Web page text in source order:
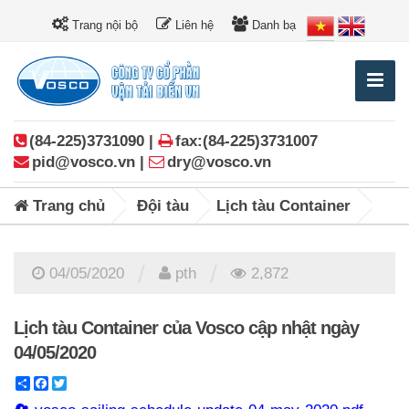
Trang nội bộ Liên hệ Danh bạ
(84-225)3731090 |
fax:(84-225)3731007
pid@vosco.vn |
dry@vosco.vn
Trang chủ Đội tàu Lịch tàu Container
04/05/2020 pth 2,872
Lịch tàu Container của Vosco cập nhật ngày
04/05/2020
ShareFacebook